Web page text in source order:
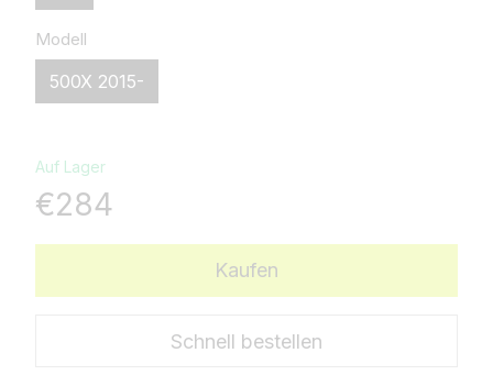
Modell
500X 2015-
Auf Lager
€284
Kaufen
Schnell bestellen